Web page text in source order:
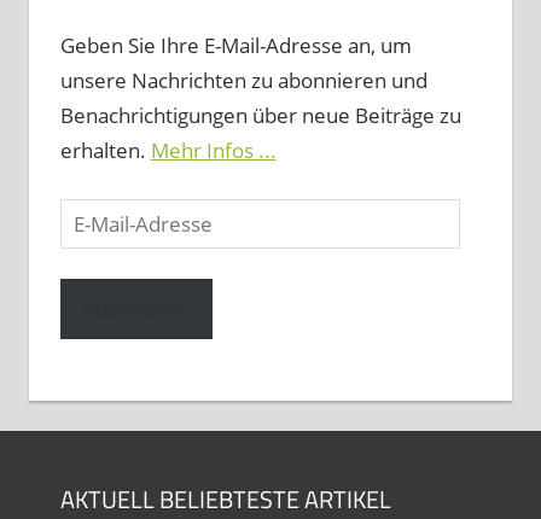
Geben Sie Ihre E-Mail-Adresse an, um
unsere Nachrichten zu abonnieren und
Benachrichtigungen über neue Beiträge zu
erhalten. Mehr Infos ...
E-
Mail-
Adresse
AKTUELL BELIEBTESTE ARTIKEL